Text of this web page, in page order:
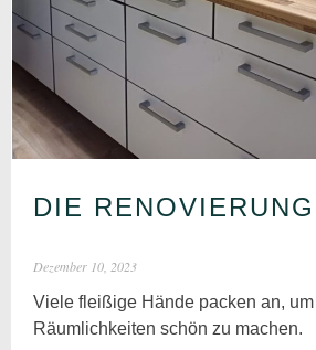
DIE
Dezember 10, 2023
Viele fleißige Hände packen an,
Räumlichkeiten schön zu machen.